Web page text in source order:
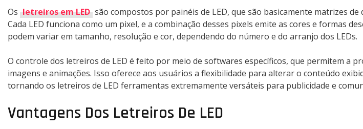
Os letreiros em LED são compostos por painéis de LED, que são basicamente matrizes de
Cada LED funciona como um pixel, e a combinação desses pixels emite as cores e formas
podem variar em tamanho, resolução e cor, dependendo do número e do arranjo dos LEDs.
O controle dos letreiros de LED é feito por meio de softwares específicos, que permitem a
imagens e animações. Isso oferece aos usuários a flexibilidade para alterar o conteúdo
tornando os letreiros de LED ferramentas extremamente versáteis para publicidade e
Vantagens Dos Letreiros De LED